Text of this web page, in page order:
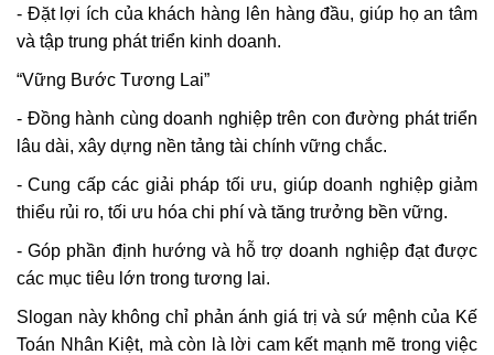
- Đặt lợi ích của khách hàng lên hàng đầu, giúp họ an tâm
và tập trung phát triển kinh doanh.
“Vững Bước Tương Lai”
- Đồng hành cùng doanh nghiệp trên con đường phát triển
lâu dài, xây dựng nền tảng tài chính vững chắc.
- Cung cấp các giải pháp tối ưu, giúp doanh nghiệp giảm
thiểu rủi ro, tối ưu hóa chi phí và tăng trưởng bền vững.
- Góp phần định hướng và hỗ trợ doanh nghiệp đạt được
các mục tiêu lớn trong tương lai.
Slogan này không chỉ phản ánh giá trị và sứ mệnh của Kế
Toán Nhân Kiệt, mà còn là lời cam kết mạnh mẽ trong việc